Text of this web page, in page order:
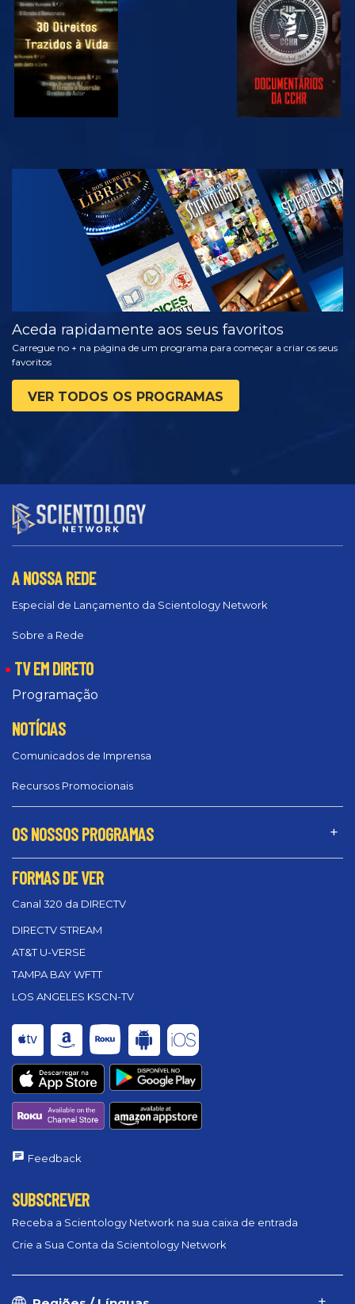
VER VER
VER
EXPLORAR A
SÉRIE
Aceda rapidamente aos seus favoritos
Carregue no + na página de um programa para começar a criar os seus
favoritos
VER TODOS OS PROGRAMAS
A NOSSA REDE
Especial de Lançamento da Scientology Network
Sobre a Rede
TV EM DIRETO
Programação
NOTÍCIAS
Comunicados de Imprensa
Recursos Promocionais
OS NOSSOS PROGRAMAS
FORMAS DE VER
Canal 320 da DIRECTV
DIRECTV STREAM
AT&T U-VERSE
TAMPA BAY WFTT
LOS ANGELES KSCN-TV
Feedback
SUBSCREVER
Receba a Scientology Network na sua caixa de entrada
Crie a Sua Conta da Scientology Network